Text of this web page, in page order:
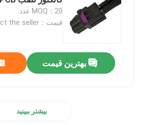
کانکتورهای مینی فکرا
مونتاژ کابل HSD
MOQ：20 عدد
قیمت：Contact the seller
بهترین قیمت
بیشتر ببینید